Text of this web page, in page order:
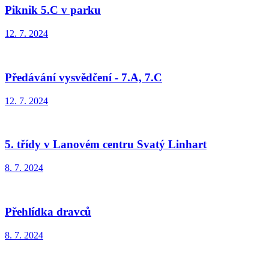
Piknik 5.C v parku
12. 7. 2024
Předávání vysvědčení - 7.A, 7.C
12. 7. 2024
5. třídy v Lanovém centru Svatý Linhart
8. 7. 2024
Přehlídka dravců
8. 7. 2024